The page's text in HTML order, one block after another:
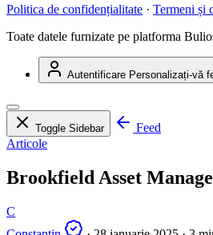
Politica de confidențialitate · Termeni și
Toate datele furnizate pe platforma
Autentificare Personalizați-vă
Toggle Sidebar
Feed
Articole
Brookfield Asset
C